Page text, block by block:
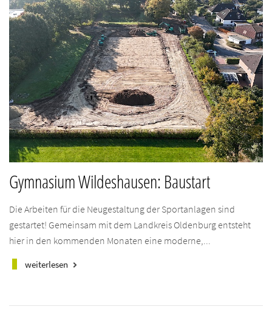
Gymnasium Wildeshausen: Baustart
Die Arbeiten für die Neugestaltung der Sportanlagen sind
gestartet! Gemeinsam mit dem Landkreis Oldenburg entsteht
hier in den kommenden Monaten eine moderne,...
weiterlesen keyboard_arrow_right